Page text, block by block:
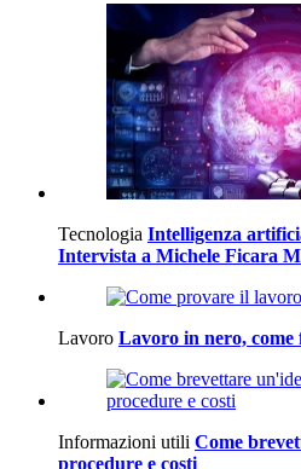
Tecnologia Intelligenza
Intervista a Michele Ficara
Lavoro Lavoro in nero,
Informazioni utili Come
procedure e costi